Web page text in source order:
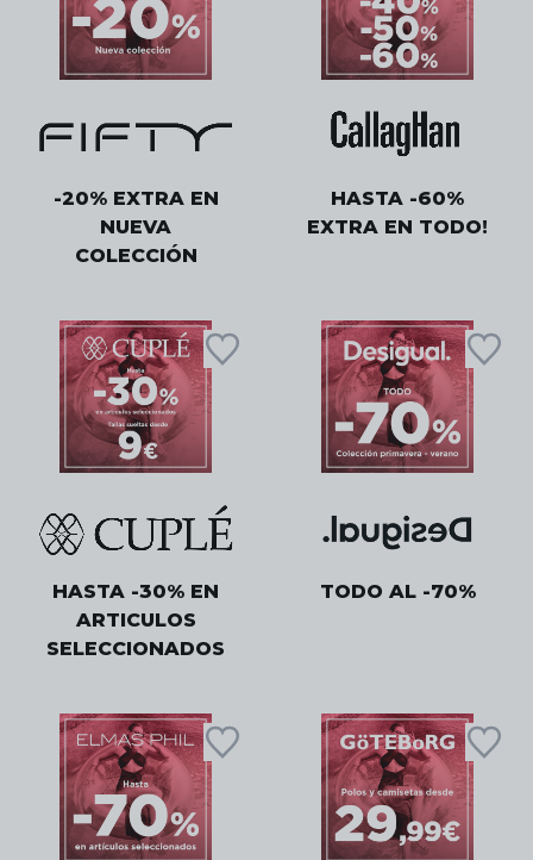
-20% EXTRA EN
NUEVA
COLECCIÓN
HASTA -60%
EXTRA EN TODO!
HASTA -30% EN
ARTICULOS
SELECCIONADOS
TODO AL -70%